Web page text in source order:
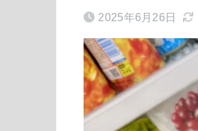
2025年6月26日